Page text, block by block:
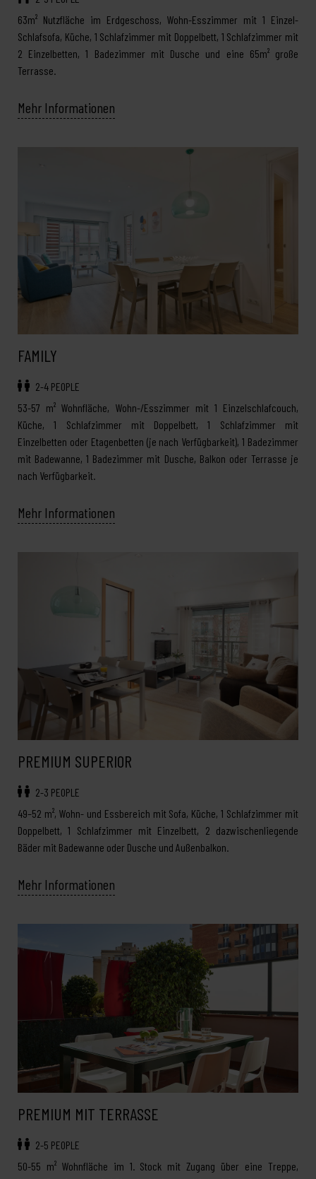
63m² Nutzfläche im Erdgeschoss, Wohn-Esszimmer mit 1 Einzel-
Schlafsofa, Küche, 1 Schlafzimmer mit Doppelbett, 1 Schlafzimmer mit
2 Einzelbetten, 1 Badezimmer mit Dusche und eine 65m² große
Terrasse.
Mehr Informationen
FAMILY
2-4 PEOPLE
53-57 m² Wohnfläche, Wohn-/Esszimmer mit 1 Einzelschlafcouch,
Küche, 1 Schlafzimmer mit Doppelbett, 1 Schlafzimmer mit
Einzelbetten oder Etagenbetten (je nach Verfügbarkeit), 1 Badezimmer
mit Badewanne, 1 Badezimmer mit Dusche, Balkon oder Terrasse je
nach Verfügbarkeit.
Mehr Informationen
PREMIUM SUPERIOR
2-3 PEOPLE
49–52 m², Wohn- und Essbereich mit Sofa, Küche, 1 Schlafzimmer mit
Doppelbett, 1 Schlafzimmer mit Einzelbett, 2 dazwischenliegende
Bäder mit Badewanne oder Dusche und Außenbalkon.
Mehr Informationen
PREMIUM MIT TERRASSE
2-5 PEOPLE
50-55 m² Wohnfläche im 1. Stock mit Zugang über eine Treppe,